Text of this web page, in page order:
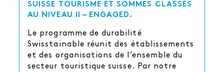
SUISSE TOURISME ET SOMMES CLASSÉS
AU NIVEAU II – ENGAGED.
Le programme de durabilité
Swisstainable réunit des établissements
et des organisations de l’ensemble du
secteur touristique suisse. Par notre